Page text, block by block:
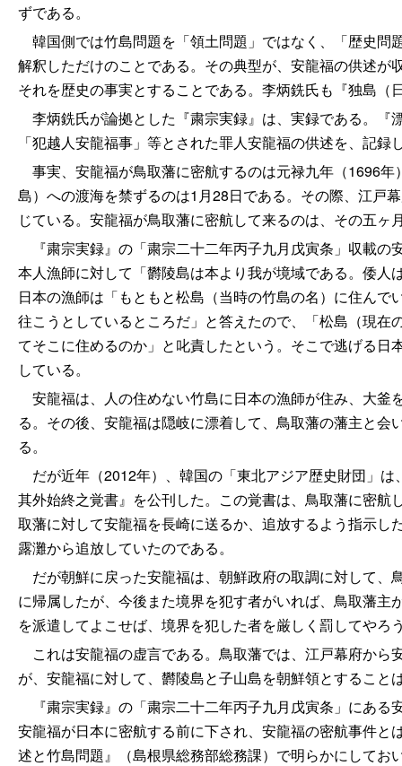
ずである。
韓国側では竹島問題を「領土問題」ではなく、「歴史問
解釈しただけのことである。その典型が、安龍福の供述
それを歴史の事実とすることである。李炳銑氏も『独島
李炳銑氏が論拠とした『粛宗実録』は、実録である。『
「犯越人安龍福事」等とされた罪人安龍福の供述を、記録
事実、安龍福が鳥取藩に密航するのは元禄九年（1696
島）への渡海を禁ずるのは1月28日である。その際、江戸
じている。安龍福が鳥取藩に密航して来るのは、その五ヶ
『粛宗実録』の「粛宗二十二年丙子九月戊寅条」収載の
本人漁師に対して「欝陵島は本より我が境域である。倭
日本の漁師は「もともと松島（当時の竹島の名）に住ん
往こうとしているところだ」と答えたので、「松島（現
てそこに住めるのか」と叱責したという。そこで逃げる
している。
安龍福は、人の住めない竹島に日本の漁師が住み、大釜
る。その後、安龍福は隠岐に漂着して、鳥取藩の藩主と
る。
だが近年（2012年）、韓国の「東北アジア歴史財団」
其外始終之覚書』を公刊した。この覚書は、鳥取藩に密
取藩に対して安龍福を長崎に送るか、追放するよう指示
露灘から追放していたのである。
だが朝鮮に戻った安龍福は、朝鮮政府の取調に対して、
に帰属したが、今後また境界を犯す者がいれば、鳥取藩
を派遣してよこせば、境界を犯した者を厳しく罰してやろ
これは安龍福の虚言である。鳥取藩では、江戸幕府から
が、安龍福に対して、欝陵島と子山島を朝鮮領とすること
『粛宗実録』の「粛宗二十二年丙子九月戊寅条」にある
安龍福が日本に密航する前に下され、安龍福の密航事件
述と竹島問題』（島根県総務部総務課）で明らかにしてお